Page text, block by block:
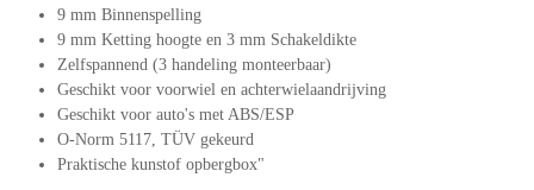
9 mm Binnenspelling
9 mm Ketting hoogte en 3 mm Schakeldikte
Zelfspannend (3 handeling monteerbaar)
Geschikt voor voorwiel en achterwielaandrijving
Geschikt voor auto's met ABS/ESP
O-Norm 5117, TÜV gekeurd
Praktische kunstof opbergbox"